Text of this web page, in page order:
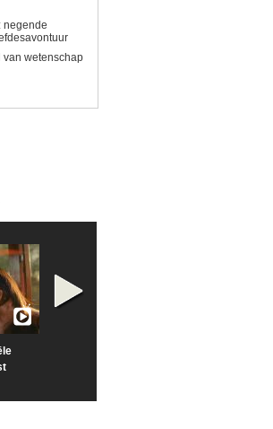
negende
van wetenschap